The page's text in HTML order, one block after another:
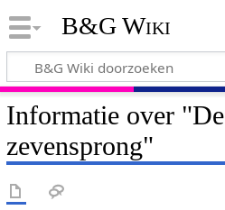
B&G Wiki
Informatie over "De
zevensprong"